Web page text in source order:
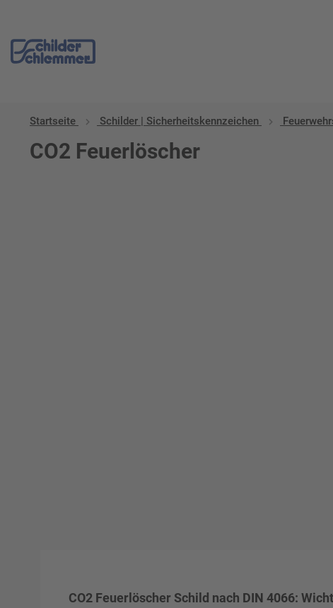
Startseite Schilder | Sicherheitskennzeichen
CO2 Feuerlöscher
CO2 Feuerlöscher Schild nach DIN 4066: